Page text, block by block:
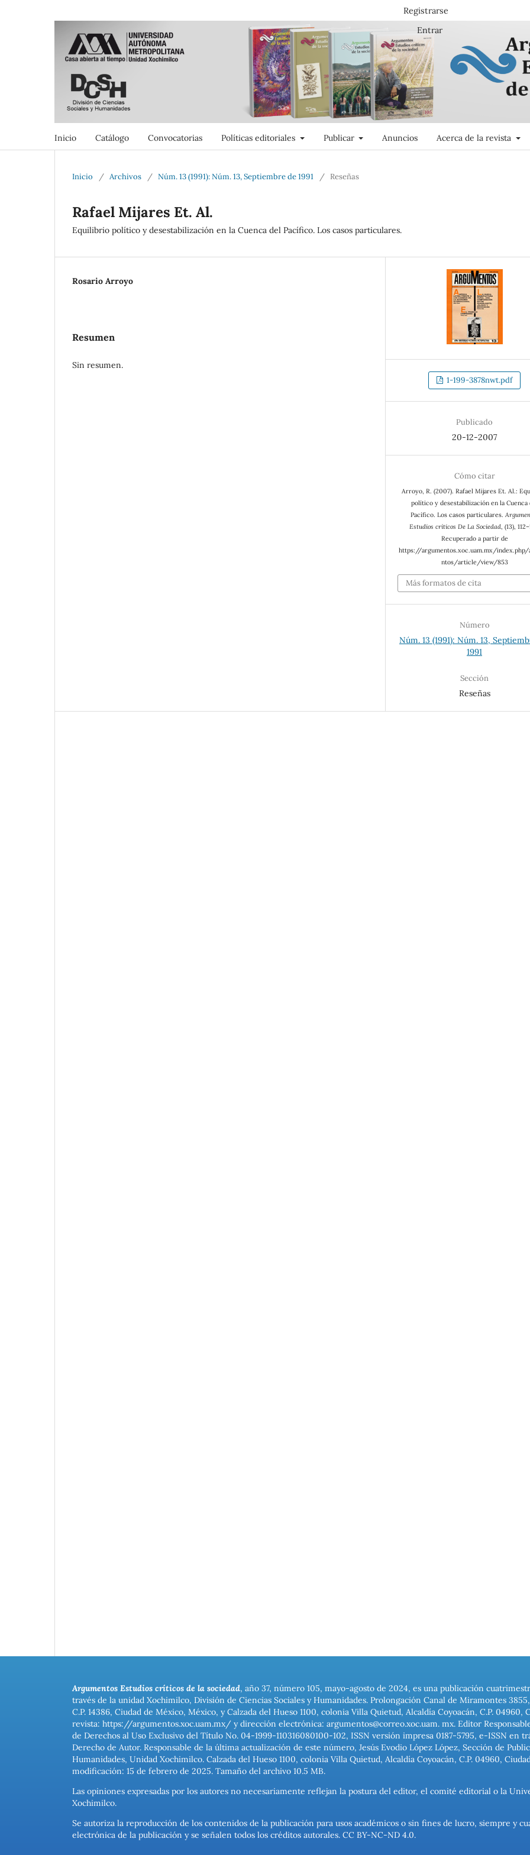
Inicio Catálogo Convocatorias Políticas editoriales Publicar Anuncios Acerca de la revista
Registrarse
Entrar
Inicio / Archivos / Núm. 13 (1991): Núm. 13, Septiembre de 1991 / Reseñas
Rafael Mijares Et. Al.
Equilibrio político y desestabilización en la Cuenca del Pacífico. Los casos particulares.
Rosario Arroyo
Resumen
Sin resumen.
1-199-3878nwt.pdf
Publicado
20-12-2007
Cómo citar
Arroyo, R. (2007). Rafael Mijares Et. Al.:
político y desestabilización en la Cuenca
Pacífico. Los casos particulares.
Estudios críticos De La Sociedad, (13),
Recuperado a partir de
https://argumentos.xoc.uam.mx/index.php/
ntos/article/view/853
Más formatos de cita
Número
Núm. 13 (1991): Núm. 13,
1991
Sección
Reseñas
Argumentos Estudios críticos de la sociedad, año 37, número 105, mayo-agosto de 2024, es una publicación
través de la unidad Xochimilco, División de Ciencias Sociales y Humanidades. Prolongación Canal de Miramontes
C.P. 14386, Ciudad de México, México, y Calzada del Hueso 1100, colonia Villa Quietud, Alcaldía Coyoacán, C.P.
revista: https://argumentos.xoc.uam.mx/ y dirección electrónica: argumentos@correo.xoc.uam. mx. Editor
de Derechos al Uso Exclusivo del Título No. 04-1999-110316080100-102, ISSN versión impresa 0187-5795, e-ISSN
Derecho de Autor. Responsable de la última actualización de este número, Jesús Evodio López López, Sección de
Humanidades, Unidad Xochimilco. Calzada del Hueso 1100, colonia Villa Quietud, Alcaldía Coyoacán, C.P. 04960,
modificación: 15 de febrero de 2025. Tamaño del archivo 10.5 MB.
Las opiniones expresadas por los autores no necesariamente reflejan la postura del editor, el comité editorial o la
Xochimilco.
Se autoriza la reproducción de los contenidos de la publicación para usos académicos o sin fines de lucro, siempre y
electrónica de la publicación y se señalen todos los créditos autorales. CC BY-NC-ND 4.0.